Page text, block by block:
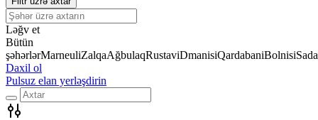
Ləğv et
Bütün
şəhərlərMarneuliZalqaAğbulaqRustaviDmanisiQardabaniBolnisi
Daxil ol
Pulsuz elan yerləşdirin